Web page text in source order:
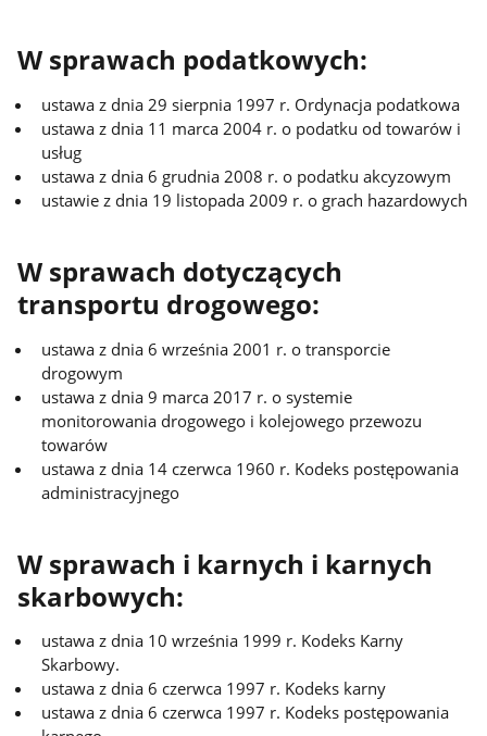
W sprawach podatkowych:
ustawa z dnia 29 sierpnia 1997 r. Ordynacja podatkowa
ustawa z dnia 11 marca 2004 r. o podatku od towarów i
usług
ustawa z dnia 6 grudnia 2008 r. o podatku akcyzowym
ustawie z dnia 19 listopada 2009 r. o grach hazardowych
W sprawach dotyczących
transportu drogowego:
ustawa z dnia 6 września 2001 r. o transporcie
drogowym
ustawa z dnia 9 marca 2017 r. o systemie
monitorowania drogowego i kolejowego przewozu
towarów
ustawa z dnia 14 czerwca 1960 r. Kodeks postępowania
administracyjnego
W sprawach i karnych i karnych
skarbowych:
ustawa z dnia 10 września 1999 r. Kodeks Karny
Skarbowy.
ustawa z dnia 6 czerwca 1997 r. Kodeks karny
ustawa z dnia 6 czerwca 1997 r. Kodeks postępowania